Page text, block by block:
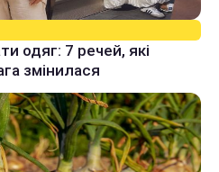
одяг: 7 речей, які
змінилася